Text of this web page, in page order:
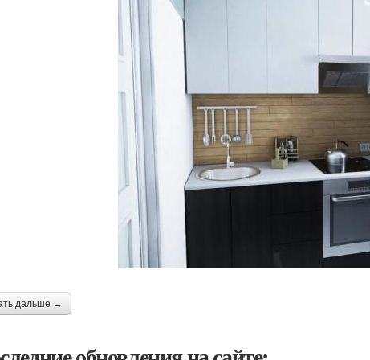
дальше →